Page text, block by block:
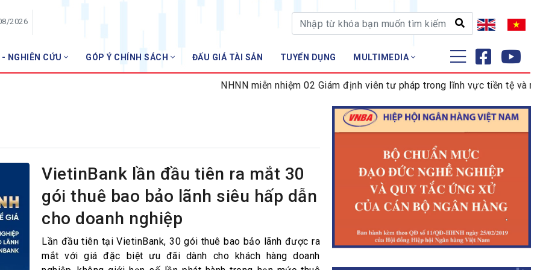
2026
NGHIÊN CỨU GÓP Ý CHÍNH SÁCH ĐẤU GIÁ TÀI SẢN TUYỂN DỤNG MULTIMEDIA
hàng
Tập huấn
NHNN miễn nhiệm 02 Giám định viên tư pháp trong lĩnh vực tiền tệ và ngân
VietinBank lần đầu tiên ra mắt 30
gói thuê bao bảo lãnh siêu hấp dẫn
cho doanh nghiệp
Lần đầu tiên tại VietinBank, 30 gói thuê bao bảo lãnh được ra
mắt với giá đặc biệt ưu đãi dành cho khách hàng doanh